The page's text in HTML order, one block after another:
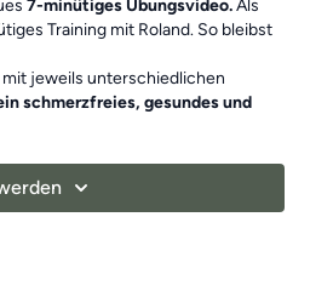
7-minütiges Übungsvideo.Als
Training mit Roland. So bleibst
jeweils unterschiedlichen
schmerzfreies, gesundes und
dem neuen Training weiter. Du
Kategorie "Vergangene Trainings